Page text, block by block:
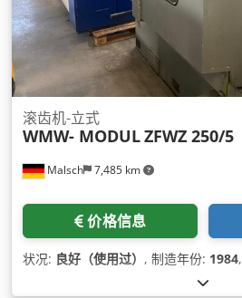
Malsch 7,485 km
滚齿机-立式
WMW- MODULZFWZ 250/5
价格信息
状况: 良好（使用过） , 制造年份: 1984,